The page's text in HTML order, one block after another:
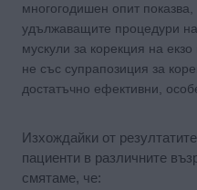
многогодишен опит
удължаващите процедури
мускули за корекция на
не със супрапозиция за
достатъчно ефективни,
Изхождайки от
пациенти в различните
смятаме, че: